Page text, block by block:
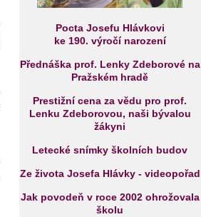
Pocta Josefu Hlávkovi
ke 190. výročí narození
Přednáška prof. Lenky Zdeborové na
Pražském hradě
Prestižní cena za vědu pro prof.
Lenku Zdeborovou, naši bývalou
žákyni
Letecké snímky školních budov
Ze života Josefa Hlávky - videopořad
Jak povodeň v roce 2002 ohrožovala
školu